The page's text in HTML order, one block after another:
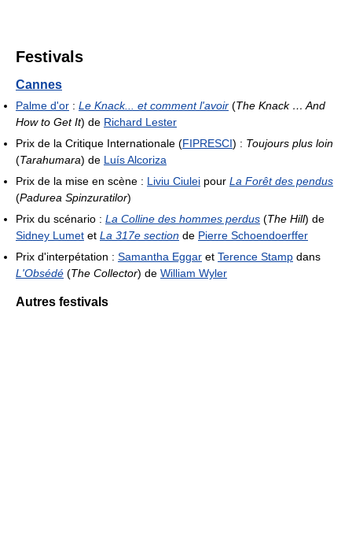
Festivals
Cannes
Palme d'or : Le Knack... et comment l'avoir (The Knack … And
How to Get It) de Richard Lester
Prix de la Critique Internationale (FIPRESCI) : Toujours plus loin
(Tarahumara) de Luís Alcoriza
Prix de la mise en scène : Liviu Ciulei pour La Forêt des pendus
(Padurea Spinzuratilor)
Prix du scénario : La Colline des hommes perdus (The Hill) de
Sidney Lumet et La 317e section de Pierre Schoendoerffer
Prix d'interpétation : Samantha Eggar et Terence Stamp dans
L'Obsédé (The Collector) de William Wyler
Autres festivals